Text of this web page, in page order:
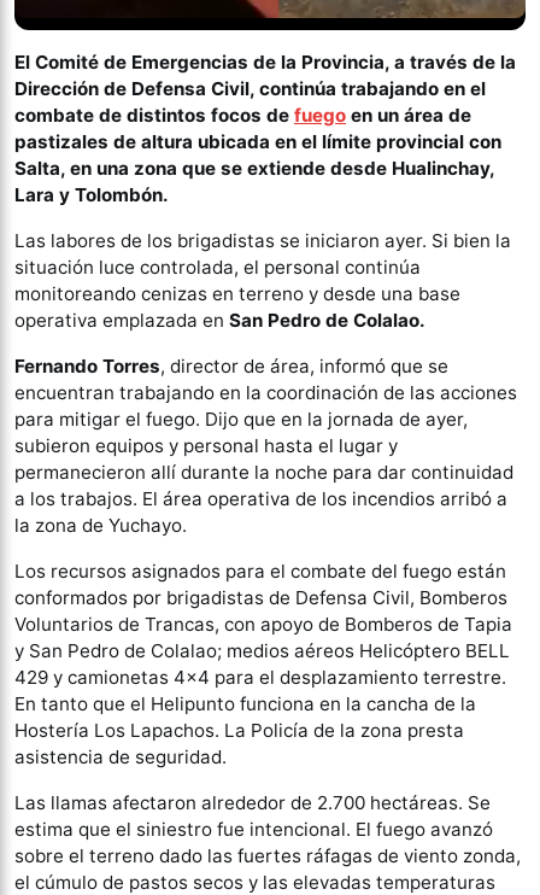
El Comité de Emergencias de la Provincia, a través de la
Dirección de Defensa Civil, continúa trabajando en el
combate de distintos focos de fuego en un área de
pastizales de altura ubicada en el límite provincial con
Salta, en una zona que se extiende desde Hualinchay,
Lara y Tolombón.
Las labores de los brigadistas se iniciaron ayer. Si bien la
situación luce controlada, el personal continúa
monitoreando cenizas en terreno y desde una base
operativa emplazada en San Pedro de Colalao.
Fernando Torres, director de área, informó que se
encuentran trabajando en la coordinación de las acciones
para mitigar el fuego. Dijo que en la jornada de ayer,
subieron equipos y personal hasta el lugar y
permanecieron allí durante la noche para dar continuidad
a los trabajos. El área operativa de los incendios arribó a
la zona de Yuchayo.
Los recursos asignados para el combate del fuego están
conformados por brigadistas de Defensa Civil, Bomberos
Voluntarios de Trancas, con apoyo de Bomberos de Tapia
y San Pedro de Colalao; medios aéreos Helicóptero BELL
429 y camionetas 4×4 para el desplazamiento terrestre.
En tanto que el Helipunto funciona en la cancha de la
Hostería Los Lapachos. La Policía de la zona presta
asistencia de seguridad.
Las llamas afectaron alrededor de 2.700 hectáreas. Se
estima que el siniestro fue intencional. El fuego avanzó
sobre el terreno dado las fuertes ráfagas de viento zonda,
el cúmulo de pastos secos y las elevadas temperaturas